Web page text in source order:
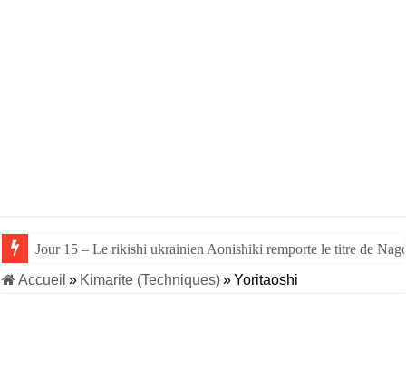
Jour 15 – Le rikishi ukrainien Aonishiki remporte le titre de
Accueil » Kimarite (Techniques)»Yoritaoshi